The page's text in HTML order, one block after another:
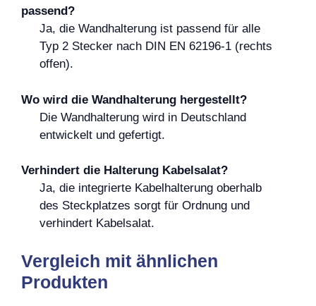
passend?
Ja, die Wandhalterung ist passend für alle
Typ 2 Stecker nach DIN EN 62196-1 (rechts
offen).
Wo wird die Wandhalterung hergestellt?
Die Wandhalterung wird in Deutschland
entwickelt und gefertigt.
Verhindert die Halterung Kabelsalat?
Ja, die integrierte Kabelhalterung oberhalb
des Steckplatzes sorgt für Ordnung und
verhindert Kabelsalat.
Vergleich mit ähnlichen
Produkten